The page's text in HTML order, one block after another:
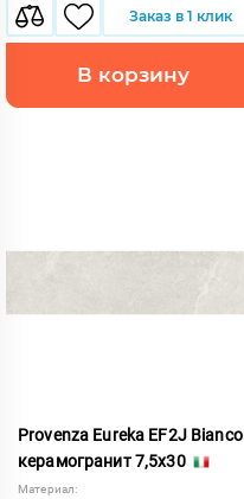
Заказ в 1 клик
В корзину
Provenza Eureka EF2J Bianco
керамогранит 7,5x30
Материал: